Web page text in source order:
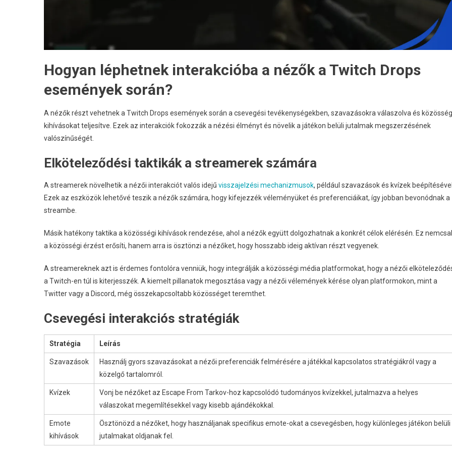
Hogyan léphetnek interakcióba a nézők a Twitch Drops
események során?
A nézők részt vehetnek a Twitch Drops események során a csevegési tevékenységekben, szavazásokra válaszolva és
kihívásokat teljesítve. Ezek az interakciók fokozzák a nézési élményt és növelik a játékon belüli jutalmak megszerzésének
valószínűségét.
Elköteleződési taktikák a streamerek számára
A streamerek növelhetik a nézői interakciót valós idejű visszajelzési mechanizmusok, például szavazások és kvízek
Ezek az eszközök lehetővé teszik a nézők számára, hogy kifejezzék véleményüket és preferenciáikat, így jobban bevonódnak a
streambe.
Másik hatékony taktika a közösségi kihívások rendezése, ahol a nézők együtt dolgozhatnak a konkrét célok elérésén. Ez
a közösségi érzést erősíti, hanem arra is ösztönzi a nézőket, hogy hosszabb ideig aktívan részt vegyenek.
A streamereknek azt is érdemes fontolóra venniük, hogy integrálják a közösségi média platformokat, hogy a nézői
a Twitch-en túl is kiterjesszék. A kiemelt pillanatok megosztása vagy a nézői vélemények kérése olyan platformokon, mint a
Twitter vagy a Discord, még összekapcsoltabb közösséget teremthet.
Csevegési interakciós stratégiák
Stratégia Leírás
Szavazások
Használj gyors szavazásokat a nézői preferenciák felmérésére a játékkal kapcsolatos stratégiákról vagy a
közelgő tartalomról.
Kvízek
Vonj be nézőket az Escape From Tarkov-hoz kapcsolódó tudományos kvízekkel, jutalmazva a helyes
válaszokat megemlítésekkel vagy kisebb ajándékokkal.
Emote
kihívások
Ösztönözd a nézőket, hogy használjanak specifikus emote-okat a csevegésben, hogy különleges játékon belüli
jutalmakat oldjanak fel.